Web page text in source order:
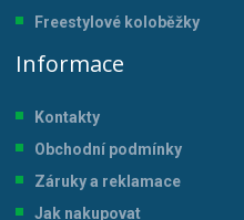
Freestylové koloběžky
Informace
Kontakty
Obchodní podmínky
Záruky a reklamace
Jak nakupovat